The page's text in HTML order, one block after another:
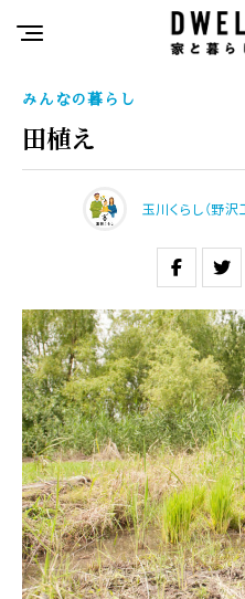
みんなの暮らし
田植え
玉川くらし（野沢